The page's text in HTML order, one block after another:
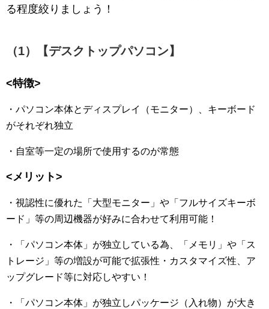
る程度絞りましょう！
（1）【デスクトップパソコン】
<特徴>
・パソコン本体とディスプレイ（モニター）、キーボード
がそれぞれ独立
・自室等一定の場所で使用するのが常態
<メリット>
・視認性に優れた「大型モニター」や「フルサイズキーボ
ード」等の周辺機器が好みに合わせて利用可能！
・「パソコン本体」が独立している為、「メモリ」や「ス
トレージ」等の増設が可能で拡張性・カスタマイズ性、ア
ップグレード等に対応しやすい！
・「パソコン本体」が独立しパッケージ（入れ物）が大き